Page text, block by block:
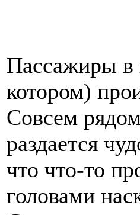
Пассажиры в
котором)
Совсем
раздается
что что-то
головами